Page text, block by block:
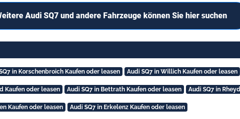
Audi SQ7 und andere Fahrzeuge können Sie hier suchen
in Korschenbroich Kaufen oder leasen Audi SQ7 in Willich Kaufen oder leasen
Kaufen oder leasen Audi SQ7 in Bettrath Kaufen oder leasen Audi SQ7 in
Kaufen oder leasen Audi SQ7 in Erkelenz Kaufen oder leasen